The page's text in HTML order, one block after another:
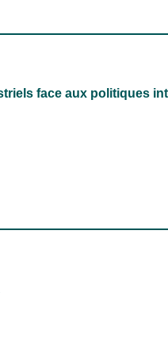
face aux politiques